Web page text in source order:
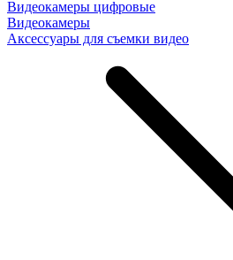
Видеокамеры цифровые
Видеокамеры
Аксессуары для съемки видео